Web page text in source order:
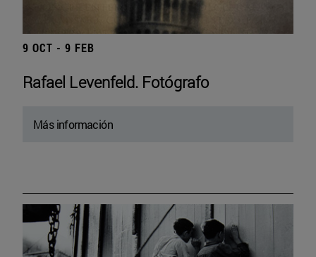
9 OCT - 9 FEB
Rafael Levenfeld. Fotógrafo
Más información